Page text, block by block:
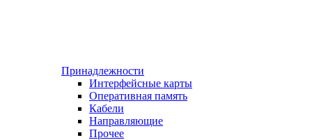
Принадлежности
Интерфейсные карты
Оперативная память
Кабели
Направляющие
Прочее